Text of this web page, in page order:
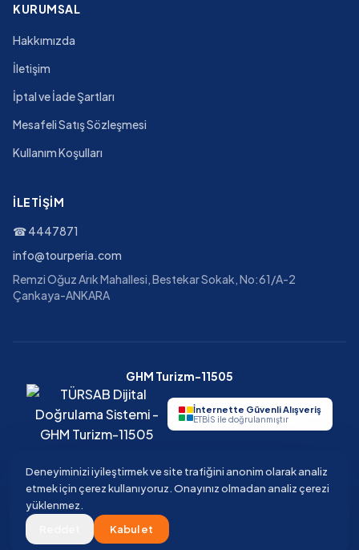
KURUMSAL
Hakkımızda
İletişim
İptal ve İade Şartları
Mesafeli Satış Sözleşmesi
Kullanım Koşulları
İLETIŞIM
☎4447871
info@tourperia.com
Remzi Oğuz Arık Mahallesi, Bestekar Sokak, No:61/A-2
Çankaya-ANKARA
GHM Turizm-11505
İnternette Güvenli Alışveriş
ETBİS ile doğrulanmıştır
2026 Tourperia Seyahat Acentesi
GHM Turizm · TÜRSAB Belge No 11505 · Güvenli ödeme · 3D Secure
Deneyiminizi iyileştirmek ve site trafiğini anonim olarak analiz
etmek için çerez kullanıyoruz. Onayınız olmadan analiz çerezi
yüklenmez.
Kabul et